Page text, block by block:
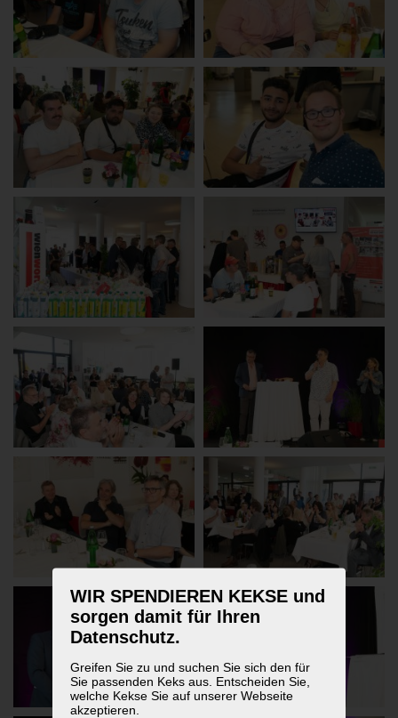
WIR SPENDIEREN KEKSE und
sorgen damit für Ihren
Datenschutz.
Greifen Sie zu und suchen Sie sich den für
Sie passenden Keks aus. Entscheiden Sie,
welche Kekse Sie auf unserer Webseite
akzeptieren.